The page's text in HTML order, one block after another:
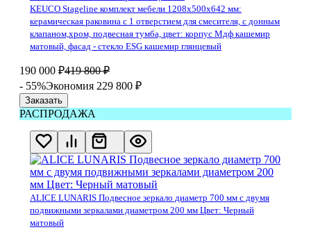
KEUCO Stageline комплект мебели 1208х500х642 мм:
керамическая раковина с 1 отверстием для смесителя, с донным
клапаном,хром, подвесная тумба, цвет: корпус Мдф кашемир
матовый, фасад - стекло ESG кашемир глянцевый
190 000 ₽419 800 ₽
- 55%Экономия 229 800 ₽
Заказать
РАСПРОДАЖА
ALICE LUNARIS Подвесное зеркало диаметр 700 мм с двумя
подвижными зеркалами диаметром 200 мм Цвет: Черный
матовый